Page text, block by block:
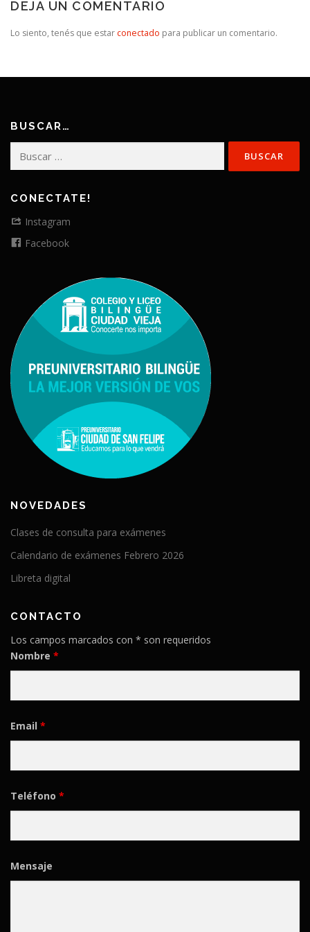
DEJA UN COMENTARIO
Lo siento, tenés que estar conectado para publicar un comentario.
BUSCAR…
CONECTATE!
Instagram
Facebook
NOVEDADES
Clases de consulta para exámenes
Calendario de exámenes Febrero 2026
Libreta digital
CONTACTO
Los campos marcados con * son requeridos
Nombre *
Email *
Teléfono *
Mensaje